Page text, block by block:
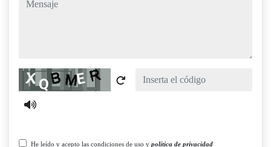
Captcha
He leído y acepto las condiciones de uso y política de privacidad